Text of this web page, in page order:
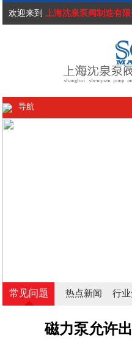
欢迎来到 上海沈泉泵阀制造有限
导航
常见问题 热点新闻 行
磁力泵允许